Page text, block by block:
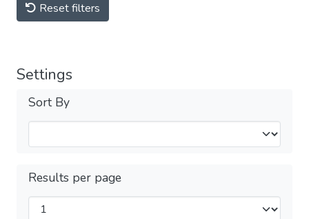
Reset filters
Settings
Sort By
Results per page